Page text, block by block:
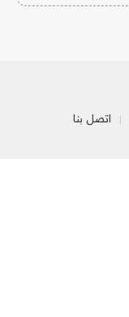
اتصل بنا